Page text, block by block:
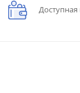
Доступная